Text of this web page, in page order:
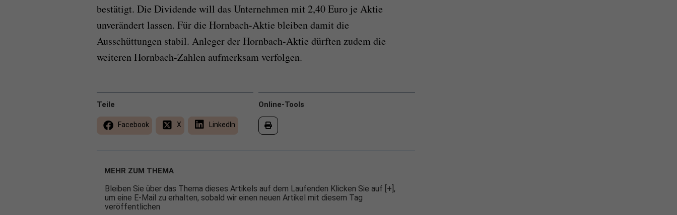
bestätigt. Die Dividende will das Unternehmen mit 2,40 Euro je Aktie
unverändert lassen. Für die Hornbach-Aktie bleiben damit die
Ausschüttungen stabil. Anleger der Hornbach-Aktie dürften zudem die
weiteren Hornbach-Zahlen aufmerksam verfolgen.
Online-Tools
Teile
Facebook X LinkedIn
MEHR ZUM THEMA
Bleiben Sie über das Thema dieses Artikels auf dem Laufenden Klicken Sie auf [+],
um eine E-Mail zu erhalten, sobald wir einen neuen Artikel mit diesem Tag
veröffentlichen